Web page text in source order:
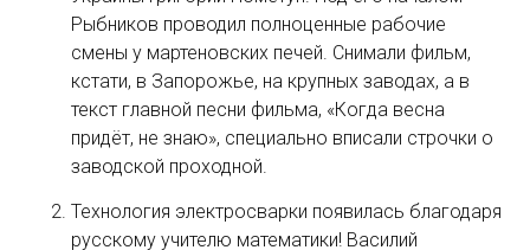
Рыбников проводил полноценные рабочие
смены у мартеновских печей. Снимали фильм,
кстати, в Запорожье, на крупных заводах, а в
текст главной песни фильма, «Когда весна
придёт, не знаю», специально вписали строчки о
заводской проходной.
Технология электросварки появилась благодаря
русскому учителю математики! Василий